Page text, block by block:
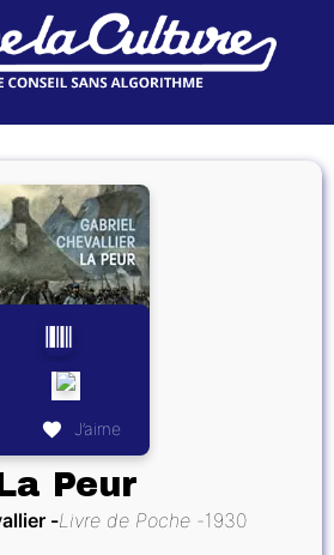
J’aime
Peur
Livre de Poche 1930